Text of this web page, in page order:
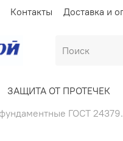
Контакты Доставка и
ЗАЩИТА ОТ ПРОТЕЧЕК
ГОСТ